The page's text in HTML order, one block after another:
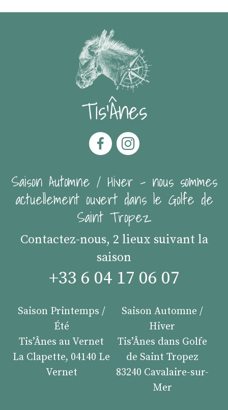
Tis'Ânes
Saison Automne / Hiver - nous sommes
actuellement ouvert dans le Golfe de
Saint Tropez
Contactez-nous, 2 lieux suivant la
saison
+33 6 04 17 06 07
Saison Printemps /
Été
Tis’Ânes au Vernet
La Clapette, 04140 Le
Vernet
Saison Automne /
Hiver
Tis’Ânes dans Golfe
de Saint Tropez
83240 Cavalaire-sur-
Mer